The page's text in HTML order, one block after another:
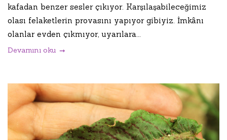
kafadan benzer sesler çıkıyor. Karşılaşabileceğimiz
olası felaketlerin provasını yapıyor gibiyiz. İmkânı
olanlar evden çıkmıyor, uyarılara...
Devamını oku